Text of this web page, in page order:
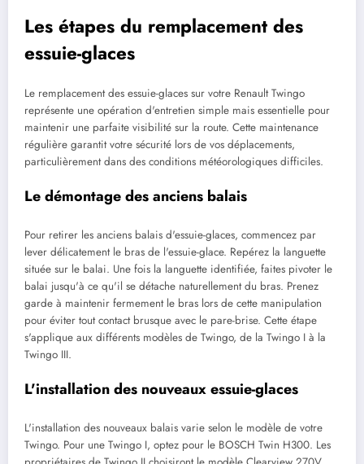
Les étapes du remplacement des
essuie-glaces
Le remplacement des essuie-glaces sur votre Renault Twingo
représente une opération d'entretien simple mais essentielle pour
maintenir une parfaite visibilité sur la route. Cette maintenance
régulière garantit votre sécurité lors de vos déplacements,
particulièrement dans des conditions météorologiques difficiles.
Le démontage des anciens balais
Pour retirer les anciens balais d'essuie-glaces, commencez par
lever délicatement le bras de l'essuie-glace. Repérez la languette
située sur le balai. Une fois la languette identifiée, faites pivoter le
balai jusqu'à ce qu'il se détache naturellement du bras. Prenez
garde à maintenir fermement le bras lors de cette manipulation
pour éviter tout contact brusque avec le pare-brise. Cette étape
s'applique aux différents modèles de Twingo, de la Twingo I à la
Twingo III.
L'installation des nouveaux essuie-glaces
L'installation des nouveaux balais varie selon le modèle de votre
Twingo. Pour une Twingo I, optez pour le BOSCH Twin H300. Les